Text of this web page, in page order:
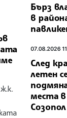
Бърз
в
07.08.2026
След
летен
места
Созопол